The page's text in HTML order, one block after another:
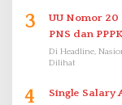
3
UU Nomor 20
PNS dan
Di Headline,
Dilihat
4
Single Salary